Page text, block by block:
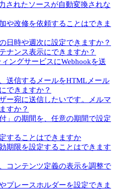
されたソースが自動変換されな
や改修を依頼することはできま
日時や週次に設定できますか？
ナンス表示にできますか？
ングサービスにWebhookを送
送信するメールをHTMLメール
できますか？
ー宛に送信したいです。メルマ
すか？
」の期間を、任意の期間で設定
することはできますか
期限を設定することはできます
コンテンツ定義の表示を調整で
プレースホルダーを設定できま